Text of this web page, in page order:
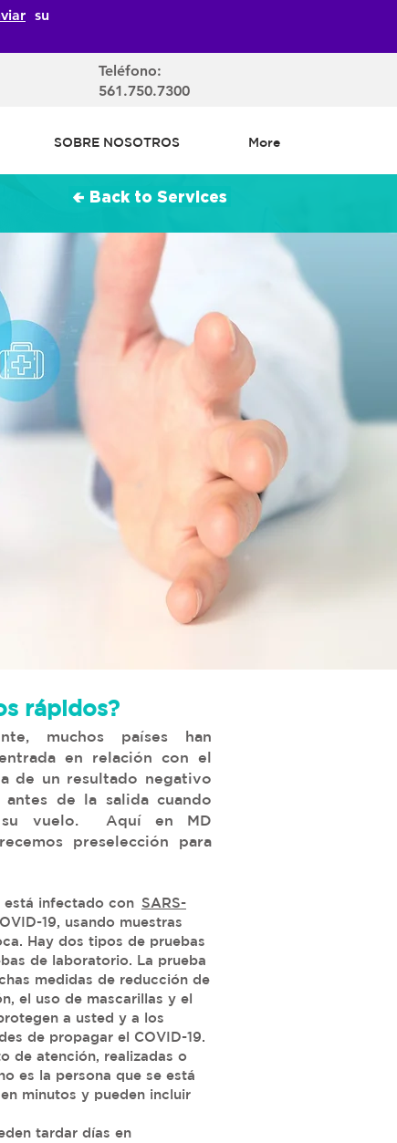
su
Teléfono:
561.750.7300
SOBRE NOSOTROS More
🢀 Back to Services
rápidos?
muchos países han
en relación con el
de un resultado negativo
de la salida cuando
vuelo.
Aquí en MD
preselección para
está infectado con SARS-
19, usando muestras
Hay dos tipos de pruebas
de laboratorio. La prueba
medidas de reducción de
el uso de mascarillas y el
a usted y a los
de propagar el COVID-19.
de atención, realizadas o
es la persona que se está
minutos y pueden incluir
tardar días en